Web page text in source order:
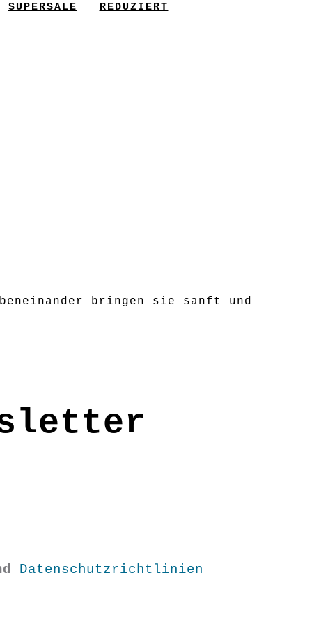
SUPERSALE REDUZIERT
bringen sie sanft und
Datenschutzrichtlinien